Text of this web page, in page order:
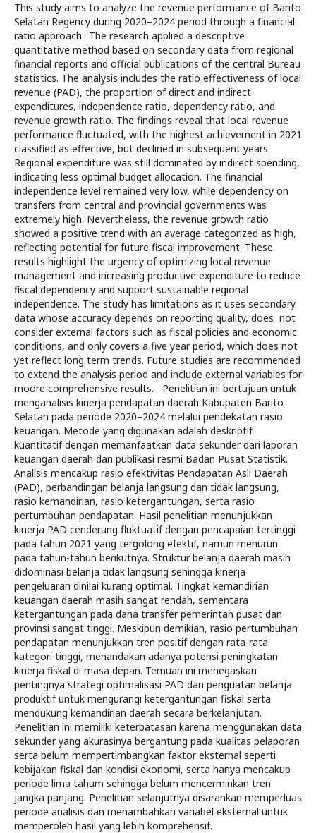
This study aims to analyze the revenue performance of Barito
Selatan Regency during 2020–2024 period through a financial
ratio approach.. The research applied a descriptive
quantitative method based on secondary data from regional
financial reports and official publications of the central Bureau
statistics. The analysis includes the ratio effectiveness of local
revenue (PAD), the proportion of direct and indirect
expenditures, independence ratio, dependency ratio, and
revenue growth ratio. The findings reveal that local revenue
performance fluctuated, with the highest achievement in 2021
classified as effective, but declined in subsequent years.
Regional expenditure was still dominated by indirect spending,
indicating less optimal budget allocation. The financial
independence level remained very low, while dependency on
transfers from central and provincial governments was
extremely high. Nevertheless, the revenue growth ratio
showed a positive trend with an average categorized as high,
reflecting potential for future fiscal improvement. These
results highlight the urgency of optimizing local revenue
management and increasing productive expenditure to reduce
fiscal dependency and support sustainable regional
independence. The study has limitations as it uses secondary
data whose accuracy depends on reporting quality, does not
consider external factors such as fiscal policies and economic
conditions, and only covers a five year period, which does not
yet reflect long term trends. Future studies are recommended
to extend the analysis period and include external variables for
moore comprehensive results. Penelitian ini bertujuan untuk
menganalisis kinerja pendapatan daerah Kabupaten Barito
Selatan pada periode 2020–2024 melalui pendekatan rasio
keuangan. Metode yang digunakan adalah deskriptif
kuantitatif dengan memanfaatkan data sekunder dari laporan
keuangan daerah dan publikasi resmi Badan Pusat Statistik.
Analisis mencakup rasio efektivitas Pendapatan Asli Daerah
(PAD), perbandingan belanja langsung dan tidak langsung,
rasio kemandirian, rasio ketergantungan, serta rasio
pertumbuhan pendapatan. Hasil penelitian menunjukkan
kinerja PAD cenderung fluktuatif dengan pencapaian tertinggi
pada tahun 2021 yang tergolong efektif, namun menurun
pada tahun-tahun berikutnya. Struktur belanja daerah masih
didominasi belanja tidak langsung sehingga kinerja
pengeluaran dinilai kurang optimal. Tingkat kemandirian
keuangan daerah masih sangat rendah, sementara
ketergantungan pada dana transfer pemerintah pusat dan
provinsi sangat tinggi. Meskipun demikian, rasio pertumbuhan
pendapatan menunjukkan tren positif dengan rata-rata
kategori tinggi, menandakan adanya potensi peningkatan
kinerja fiskal di masa depan. Temuan ini menegaskan
pentingnya strategi optimalisasi PAD dan penguatan belanja
produktif untuk mengurangi ketergantungan fiskal serta
mendukung kemandirian daerah secara berkelanjutan.
Penelitian ini memiliki keterbatasan karena menggunakan data
sekunder yang akurasinya bergantung pada kualitas pelaporan
serta belum mempertimbangkan faktor eksternal seperti
kebijakan fiskal dan kondisi ekonomi, serta hanya mencakup
periode lima tahum sehingga belum mencerminkan tren
jangka panjang. Penelitian selanjutnya disarankan memperluas
periode analisis dan menambahkan variabel eksternal untuk
memperoleh hasil yang lebih komprehensif.